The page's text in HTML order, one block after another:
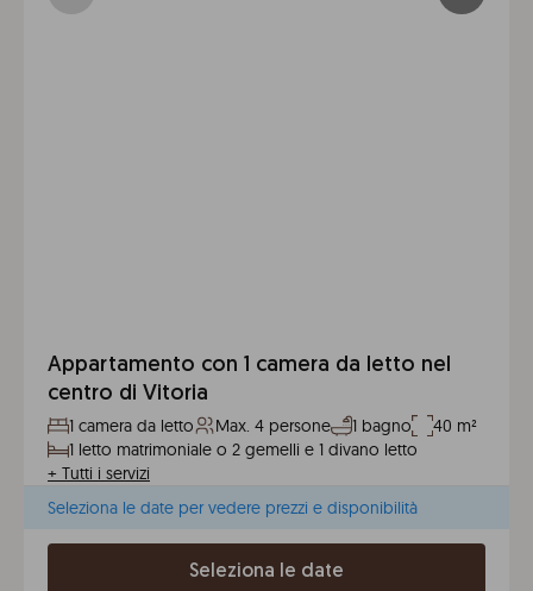
Appartamento con 1 camera da letto nel
centro di Vitoria
1 camera da letto Max. 4 persone 1 bagno
40 m²
1 letto matrimoniale o 2 gemelli e 1 divano letto
+ Tutti i servizi
Seleziona le date per vedere prezzi e disponibilità
Seleziona le date